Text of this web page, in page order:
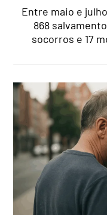
Entre maio e
868
socorros e 17